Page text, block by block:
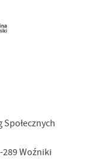
Społecznych
289 Woźniki